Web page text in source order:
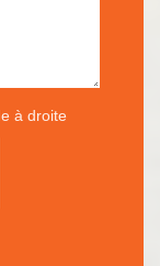
à droite